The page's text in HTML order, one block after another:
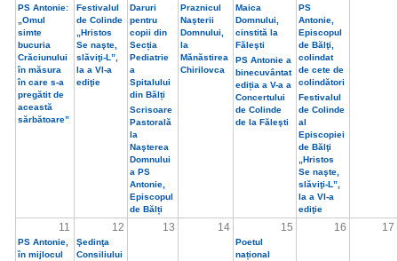
PS Antonie:
„Omul
simte
bucuria
Crăciunului
în măsura
în care s-a
pregătit de
această
sărbătoare”
Festivalul
de Colinde
„Hristos
Se naşte,
slăviţi-L”,
la a VI-a
ediţie
Daruri
pentru
copii din
Secția
Pediatrie
a
Spitalului
din Bălți
Scrisoare
Pastorală
la
Naşterea
Domnului
a PS
Antonie,
Episcopul
de Bălți
Praznicul
Naşterii
Domnului,
la
Mănăstirea
Chirilovca
Maica
Domnului,
cinstită la
Făleşti
PS Antonie a
binecuvântat
ediția a V-a a
Concertului
de Colinde
de la Făleşti
PS
Antonie,
Episcopul
de Bălţi,
colindat
de cete de
colindători
Festivalul
de Colinde
al
Episcopiei
de Bălţi
„Hristos
Se naşte,
slăviţi-L”,
la a VI-a
ediţie
11 12 13 14 15 16 17
PS Antonie,
în mijlocul
Şedinţa
Consiliului
Poetul
național